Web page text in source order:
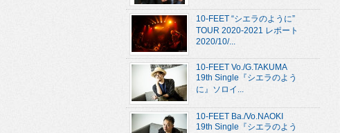
10-FEET “シエラのように”
TOUR 2020-2021 レポート
2020/10/...
10-FEET Vo./G.TAKUMA
19th Single『シエラのよう
に』ソロイ...
10-FEET Ba./Vo.NAOKI
19th Single『シエラのよう